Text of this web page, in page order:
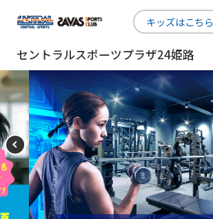
キッズはこちら
セントラルスポーツプラザ24姫路